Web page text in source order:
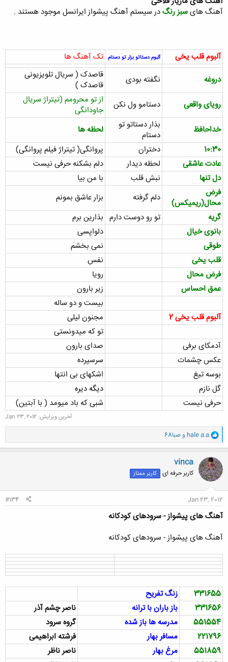
آهنگ هایسبز رنگدر سیستم آهنگ پیشواز ایرانسل موجود هستند .
آلبوم قلب یخی آلبوم دستاتو بزار تو دستام تک آهنگ ها
دروغه
نگفته بودی
قاصدک ( سریال تلویزیونی
قاصدک )
رویای واقعی
دستامو ول نکن
از تو محرومم (تیتراژ سریال
جاودانگی
خداحافظ
بذار دستاتو تو
دستام
لحظه ها
10:30
دختران
پروانگی( تیتراژ فیلم پروانگی)
عادت عاشقی
لحظه دیدار
دلم بشکنه حرفی نیست
دل تنها
نبش قلب
با من بیا
فرض
محال(ریمیکس)
دلم گرفته
بزار عاشق بمونم
گریه
تو رو دوست دارم بذارین برم
بانوی خیال
دلواپسی
طوقی
نمی بخشم
قلب یخی
نفس
فرض محال
رویا
عمق احساس
زیر بارون
بیست و دو ساله
آلبوم قلب یخی 2
مجنون لیلی
تو که میدونستی
آدمکای برفی
صدای بارون
عکس چشمات
سرسپرده
بوسه تیغ
اشکهای بی انتها
گل نازم
دیگه دیره
حرفی نیست
شبی که باد میومد ( با آبتین)
آخرین ویرایش: Jan 23, 2012
و
ا
ک
ن
ش
ه
ا
hale a.a و صبا68
vinca
کاربر حرفه ای کاربر ممتاز
Jan 23, 2012
#134
آهنگ های پیشواز - سرودهای کودکانه
آهنگ های پیشواز - سرودهای کودکانه
331655
زنگ تفریح
331656
باز باران با ترانه
ناصر چشم آذر
551554
مدرسه ها باز شده
گروه سرود
221796
مسافر بهار
فرشته ابراهیمی
551859
مرغ بهار
ناصر ناظر